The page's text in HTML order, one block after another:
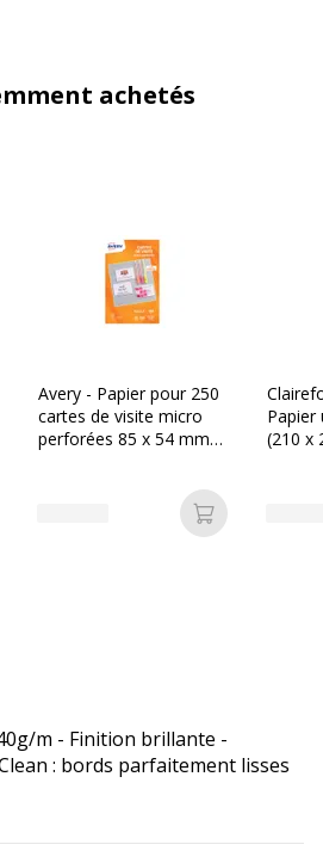
achetés
au panier
Avery - Papier pour 250
cartes de visite micro
perforées 85 x 54 mm -
Ajouter au
Papier
(210 x
m - Finition brillante -
: bords parfaitement lisses